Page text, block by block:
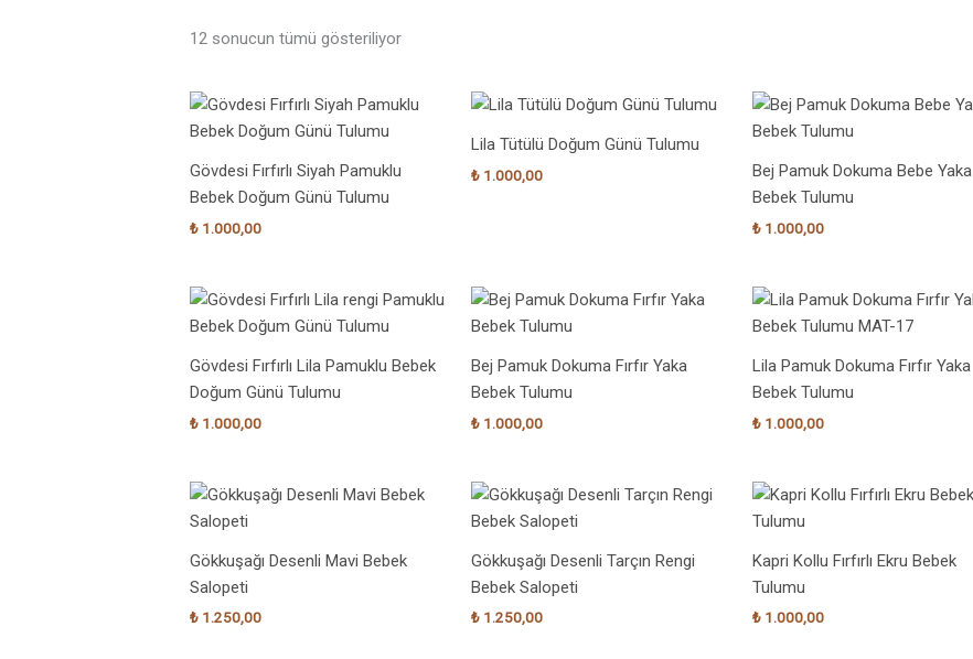
12 sonucun tümü gösteriliyor
Gövdesi Fırfırlı Siyah Pamuklu
Bebek Doğum Günü Tulumu
₺ 1.000,00
Lila Tütülü Doğum Günü Tulumu
₺ 1.000,00
Bej Pamuk Dokuma Bebe Yaka
Bebek Tulumu
₺1.000,00
Gövdesi Fırfırlı Lila Pamuklu Bebek
Doğum Günü Tulumu
₺ 1.000,00
Bej Pamuk Dokuma Fırfır Yaka
Bebek Tulumu
₺ 1.000,00
Lila Pamuk Dokuma Fırfır Yaka
Bebek Tulumu
₺1.000,00
Gökkuşağı Desenli Mavi Bebek
Salopeti
₺ 1.250,00
Gökkuşağı Desenli Tarçın Rengi
Bebek Salopeti
₺ 1.250,00
Kapri Kollu Fırfırlı Ekru Bebek
Tulumu
₺1.000,00